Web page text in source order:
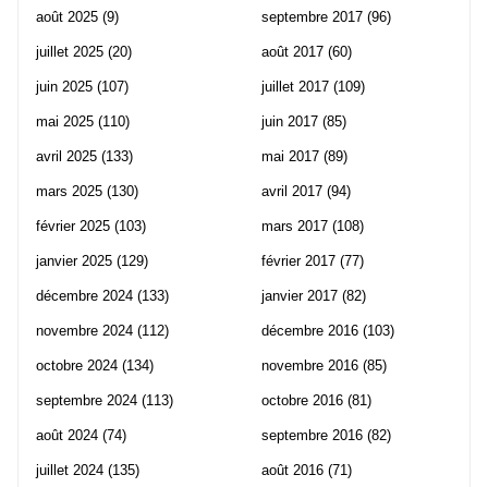
août 2025 (9)
juillet 2025 (20)
juin 2025 (107)
mai 2025 (110)
avril 2025 (133)
mars 2025 (130)
février 2025 (103)
janvier 2025 (129)
décembre 2024 (133)
novembre 2024 (112)
octobre 2024 (134)
septembre 2024 (113)
août 2024 (74)
juillet 2024 (135)
septembre 2017 (96)
août 2017 (60)
juillet 2017 (109)
juin 2017 (85)
mai 2017 (89)
avril 2017 (94)
mars 2017 (108)
février 2017 (77)
janvier 2017 (82)
décembre 2016 (103)
novembre 2016 (85)
octobre 2016 (81)
septembre 2016 (82)
août 2016 (71)